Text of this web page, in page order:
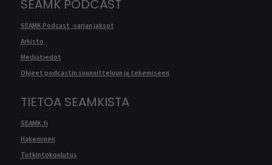
SEAMK PODCAST
SEAMK Podcast -sarjan jaksot
Arkisto
Mediatiedot
Ohjeet podcastin suunnitteluun ja tekemiseen
TIETOA SEAMKISTA
SEAMK.fi
Hakeminen
Tutkintokoulutus